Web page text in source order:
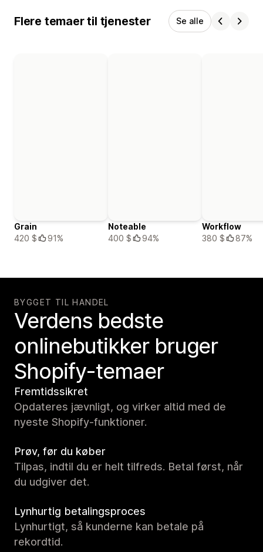
Flere temaer til tjenester Se alle
Grain
420 $
91%
Noteable
400 $
94%
Workflow
380 $
87%
BYGGET TIL HANDEL
Verdens bedste
onlinebutikker bruger
Shopify-temaer
Fremtidssikret
Opdateres jævnligt, og virker altid med de
nyeste Shopify-funktioner.
Prøv, før du køber
Tilpas, indtil du er helt tilfreds. Betal først, når
du udgiver det.
Lynhurtig betalingsproces
Lynhurtigt, så kunderne kan betale på
rekordtid.